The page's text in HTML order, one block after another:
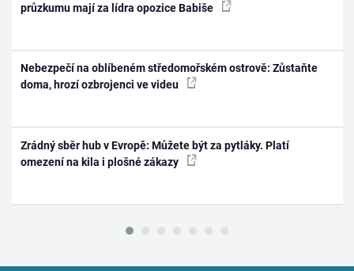
průzkumu mají za lídra opozice Babiše
Nebezpečí na oblíbeném středomořském ostrově: Zůstaňte
doma, hrozí ozbrojenci ve videu
Zrádný sběr hub v Evropě: Můžete být za pytláky. Platí
omezení na kila i plošné zákazy